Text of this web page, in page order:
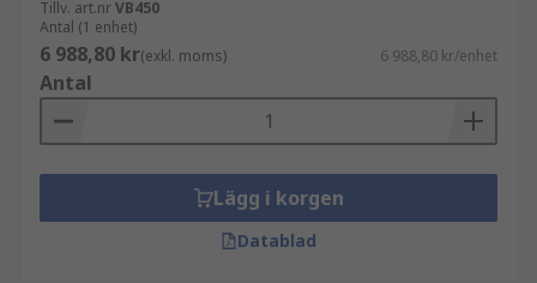
Tillv. art.nrVB450
Antal (1 enhet)
6 988,80 kr(exkl. moms) 6 988,80 kr/enhet
Antal
Lägg i korgen
Datablad